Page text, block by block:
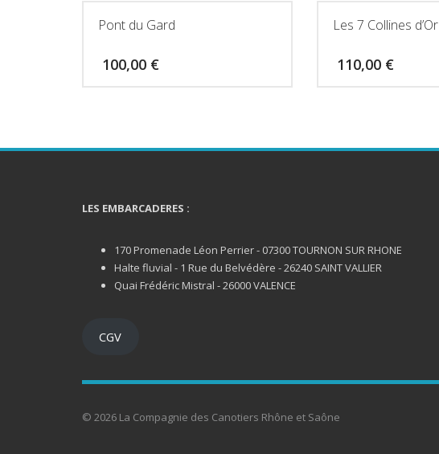
Pont du Gard
100,00 €
Les 7 Collines d’Or
110,00 €
LES EMBARCADERES :
170 Promenade Léon Perrier - 07300 TOURNON SUR RHONE
Halte fluvial - 1 Rue du Belvédère - 26240 SAINT VALLIER
Quai Frédéric Mistral - 26000 VALENCE
CGV
© 2026 La Compagnie des Canotiers Rhône et Saône